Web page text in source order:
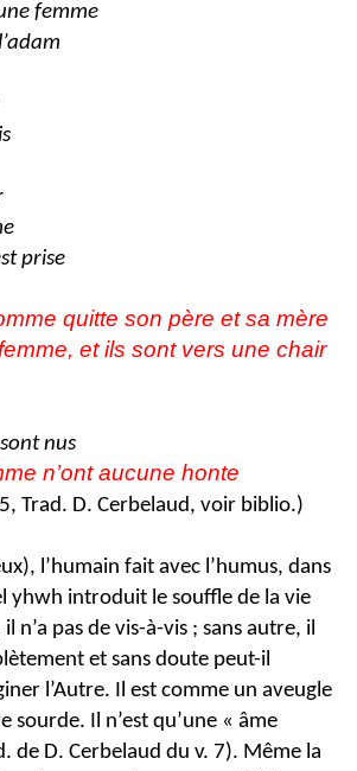
femme
prise
quitte son père et sa mère
et ils sont vers une chair
nus
n’ont aucune honte
Trad. D. Cerbelaud, voir biblio.)
l’humain fait avec l’humus, dans
yhwh introduit le souffle de la vie
n’a pas de vis-à-vis ; sans autre, il
et sans doute peut-il
l’Autre. Il est comme un aveugle
sourde. Il n’est qu’une « âme
de D. Cerbelaud du v. 7). Même la